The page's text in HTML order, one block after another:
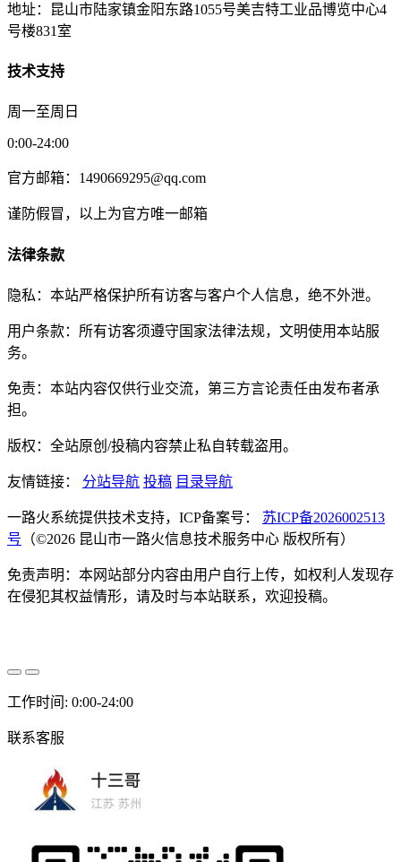
地址：昆山市陆家镇金阳东路1055号美吉特工业品博览中心4
号楼831室
技术支持
周一至周日
0:00-24:00
官方邮箱：1490669295@qq.com
谨防假冒，以上为官方唯一邮箱
法律条款
隐私：本站严格保护所有访客与客户个人信息，绝不外泄。
用户条款：所有访客须遵守国家法律法规，文明使用本站服
务。
免责：本站内容仅供行业交流，第三方言论责任由发布者承
担。
版权：全站原创/投稿内容禁止私自转载盗用。
友情链接： 分站导航 投稿 目录导航
一路火系统提供技术支持，ICP备案号： 苏ICP备2026002513
号 （©2026 昆山市一路火信息技术服务中心 版权所有）
免责声明：本网站部分内容由用户自行上传，如权利人发现存
在侵犯其权益情形，请及时与本站联系，欢迎投稿。
工作时间: 0:00-24:00
联系客服